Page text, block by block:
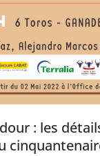
: les